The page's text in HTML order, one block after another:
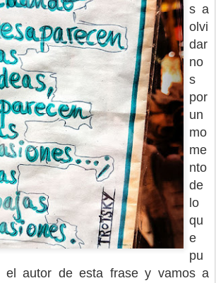
s a
olvi
dar
no
s
por
un
mo
me
nto
de
lo
qu
e
pu
el autor de esta frase y vamos a